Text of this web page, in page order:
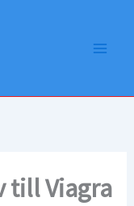
till Viagra